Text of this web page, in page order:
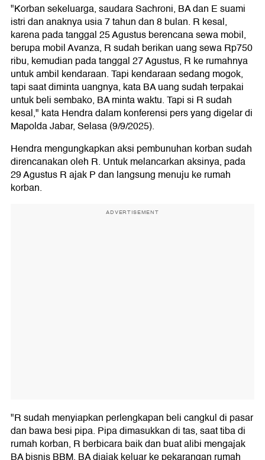
"Korban sekeluarga, saudara Sachroni, BA dan E suami
istri dan anaknya usia 7 tahun dan 8 bulan. R kesal,
karena pada tanggal 25 Agustus berencana sewa mobil,
berupa mobil Avanza, R sudah berikan uang sewa Rp750
ribu, kemudian pada tanggal 27 Agustus, R ke rumahnya
untuk ambil kendaraan. Tapi kendaraan sedang mogok,
tapi saat diminta uangnya, kata BA uang sudah terpakai
untuk beli sembako, BA minta waktu. Tapi si R sudah
kesal," kata Hendra dalam konferensi pers yang digelar di
Mapolda Jabar, Selasa (9/9/2025).
Hendra mengungkapkan aksi pembunuhan korban sudah
direncanakan oleh R. Untuk melancarkan aksinya, pada
29 Agustus R ajak P dan langsung menuju ke rumah
korban.
ADVERTISEMENT
"R sudah menyiapkan perlengkapan beli cangkul di pasar
dan bawa besi pipa. Pipa dimasukkan di tas, saat tiba di
rumah korban, R berbicara baik dan buat alibi mengajak
BA bisnis BBM, BA diajak keluar ke pekarangan rumah